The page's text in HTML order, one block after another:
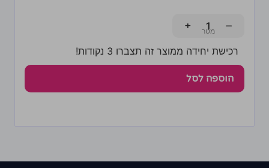
−
+
רכישת יחידה ממוצר זה תצברו 3 נקודות!
הוספה לסל